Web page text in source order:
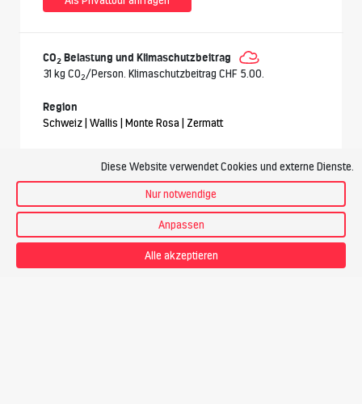
CO2 Belastung und Klimaschutzbeitrag
31 kg CO2/Person. Klimaschutzbeitrag CHF 5.00.
Region
Schweiz | Wallis | Monte Rosa | Zermatt
Zermatt 10:17
Teilnehmer
Leistungen inbegriffen
Leitung durch Bergführer
Diese Website verwendet Cookies und externe Dienste.
Nur notwendige
Anpassen
Alle akzeptieren